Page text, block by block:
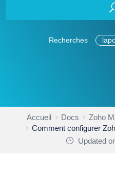
Recherches
Accueil Docs Zoho
Comment configurer
Updated